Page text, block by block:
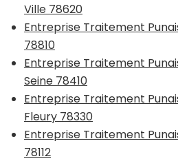
Ville 78620
Entreprise Traitement
78810
Entreprise Traitement
Seine 78410
Entreprise Traitement
Fleury 78330
Entreprise Traitement
78112